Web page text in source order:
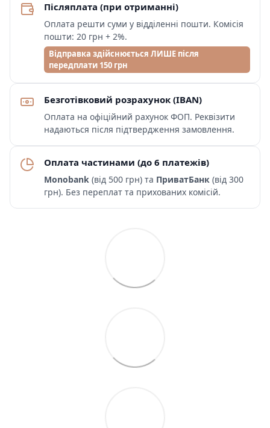
Післяплата (при отриманні)
Оплата решти суми у відділенні пошти. Комісія
пошти: 20 грн + 2%.
Відправка здійснюється ЛИШЕ після
передплати 150 грн
Безготівковий розрахунок (IBAN)
Оплата на офіційний рахунок ФОП. Реквізити
надаються після підтвердження замовлення.
Оплата частинами (до 6 платежів)
Monobank (від 500 грн) та ПриватБанк (від 300
грн). Без переплат та прихованих комісій.